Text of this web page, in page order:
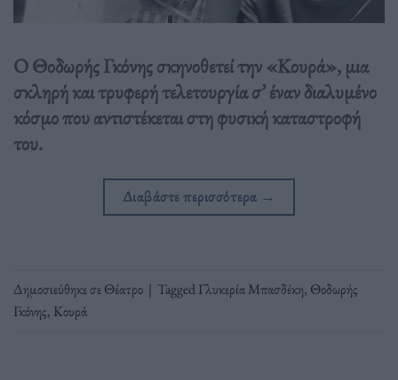
Ο Θοδωρής Γκόνης σκηνοθετεί την «Κουρά», μια
σκληρή και τρυφερή τελετουργία σ’ έναν διαλυμένο
κόσμο που αντιστέκεται στη φυσική καταστροφή
του.
Διαβάστε περισσότερα →
Δημοσιεύθηκε σεΘέατρο | TaggedΓλυκερία Μπασδέκη, Θοδωρής
Γκόνης, Κουρά